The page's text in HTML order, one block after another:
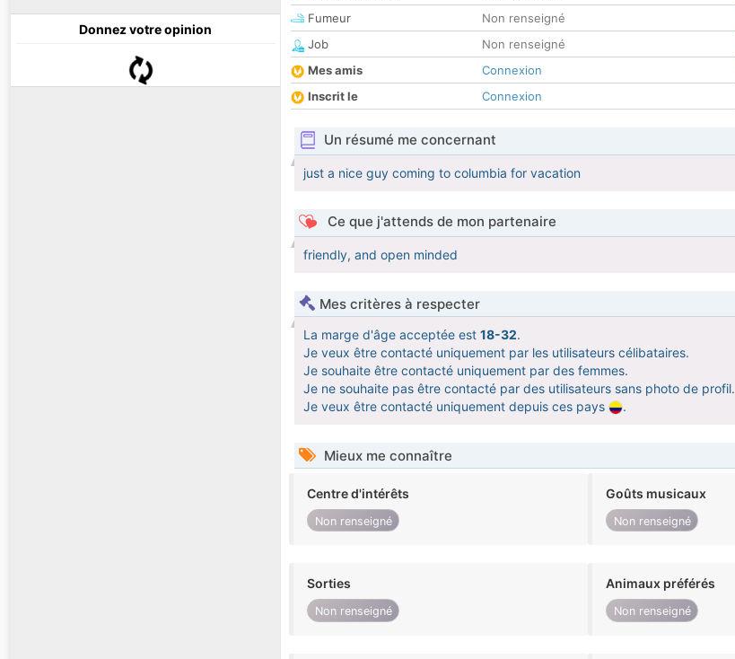
Donnez votre opinion
Fumeur
Non renseigné
Job
Non renseigné
Mes amis
Connexion
Inscrit le
Connexion
Un résumé me concernant
just a nice guy coming to columbia for vacation
Ce que j'attends de mon partenaire
friendly, and open minded
Mes critères à respecter
La marge d'âge acceptée est 18-32.
Je veux être contacté uniquement par les utilisateurs célibataires.
Je souhaite être contacté uniquement par des femmes.
Je ne souhaite pas être contacté par des utilisateurs sans photo de profil.
Je veux être contacté uniquement depuis ces pays
.
Mieux me connaître
Centre d'intérêts
Non renseigné
Goûts musicaux
Non renseigné
Sorties
Non renseigné
Animaux préférés
Non renseigné